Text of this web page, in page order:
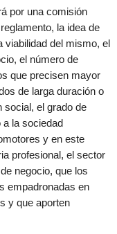
por una comisión
la idea de
viabilidad del mismo, el
el número de
que precisen mayor
de larga duración o
social, el grado de
a la sociedad
y en este
profesional, el sector
negocio, que los
empadronadas en
y que aporten